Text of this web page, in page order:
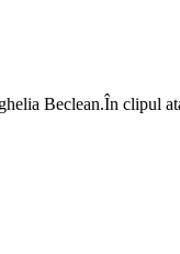
Beclean.În clipul